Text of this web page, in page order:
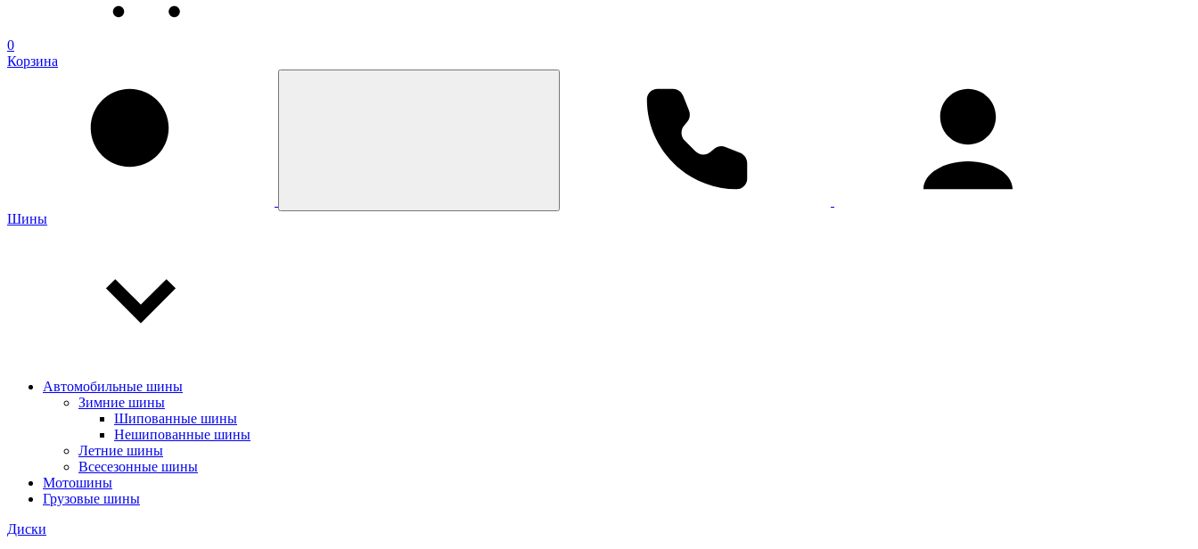
0
Корзина
Шины
Автомобильные шины
Зимние шины
Шипованные шины
Нешипованные шины
Летние шины
Всесезонные шины
Мотошины
Грузовые шины
Диски